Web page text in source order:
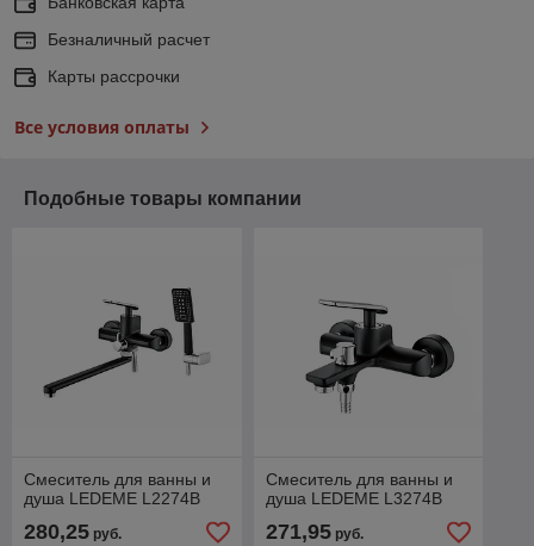
Безналичный расчет
Карты рассрочки
Все условия оплаты
Подобные товары компании
Смеситель для ванны и
душа LEDEME L2274B
280,25 руб.
Смеситель для ванны и
душа LEDEME L3274B
271,95руб.